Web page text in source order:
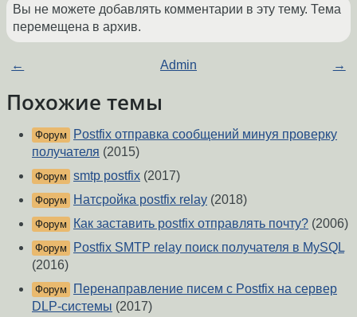
Вы не можете добавлять комментарии в эту тему. Тема
перемещена в архив.
← Admin →
Похожие темы
Форум
Postfix отправка сообщений минуя проверку
получателя (2015)
Форум smtp postfix (2017)
Форум Натсройка postfix relay (2018)
Форум Как заставить postfix отправлять почту? (2006)
Форум
Postfix SMTP relay поиск получателя в MySQL
(2016)
Форум
Перенаправление писем с Postfix на сервер
DLP-системы (2017)